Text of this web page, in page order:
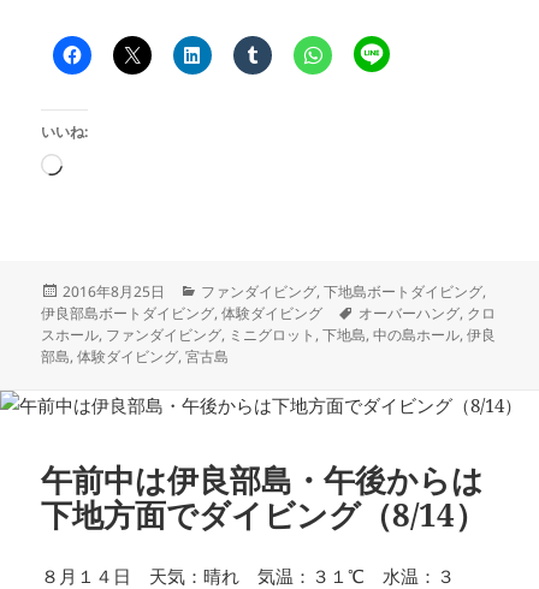
いいね:
読
中…
投
稿
日:
2016年8月25日
カ
テ
ゴ
リ
ファンダイビング,下地島ボートダイビング,
伊良部島ボートダイビング,体験ダイビング
タ
グ
オーバーハング, クロ
スホール, ファンダイビング, ミニグロット ,下地島,中の島ホール,伊良
部島,体験ダイビング,宮古島
午前中は伊良部島・午後からは
下地方面でダイビング（8/14）
８月１４日 天気：晴れ 気温：３１℃ 水温：３